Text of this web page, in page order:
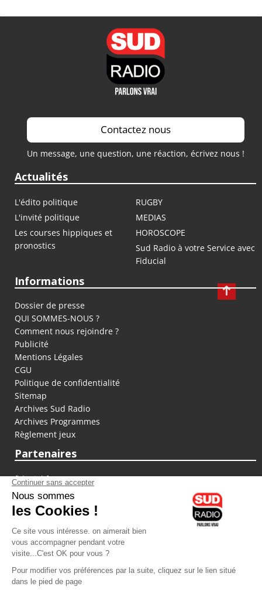
Contactez nous
Un message, une question, une réaction, écrivez nous !
Actualités
L'édito politique
RUGBY
L'invité politique
MEDIAS
Les courses hippiques et
pronostics
HOROSCOPE
Sud Radio à votre Service avec
Fiducial
Informations
Dossier de presse
QUI SOMMES-NOUS ?
Comment nous rejoindre ?
Publicité
Mentions Légales
CGU
Politique de confidentialité
Sitemap
Archives Sud Radio
Archives Programmes
Règlement jeux
Partenaires
fiducial.fr
lyoncapitale.fr
olympique-et-lyonnais.com
L'application Iphone / Android
Téléchargez l'application